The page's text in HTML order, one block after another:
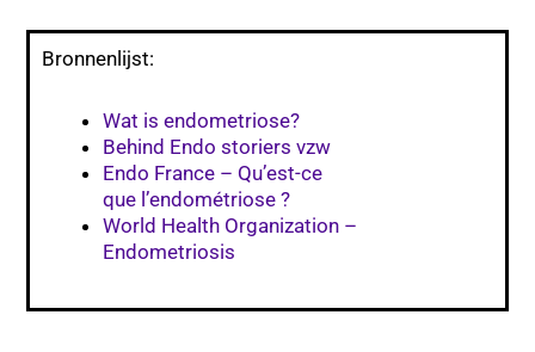
Bronnenlijst:
Wat is endometriose?
Behind Endo storiers vzw
Endo France – Qu’est-ce
que l’endométriose ?
World Health Organization –
Endometriosis